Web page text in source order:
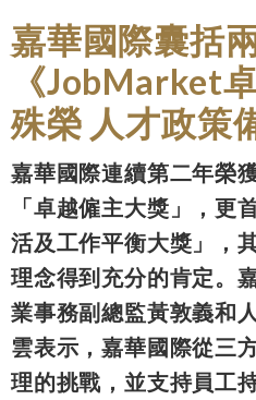
嘉華國際囊括
《JobMarket
殊榮 人才政策
嘉華國際連續第二年榮
「卓越僱主大獎」，更
活及工作平衡大獎」，
理念得到充分的肯定。
業事務副總監黃敦義和
雲表示，嘉華國際從三
理的挑戰，並支持員工